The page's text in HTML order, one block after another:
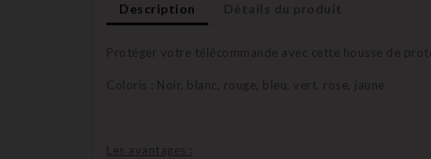
Description
Protéger votre télécommande avec cette housse de
Coloris : Noir, blanc, rouge, bleu, vert, rose, jaune
Les avantages :